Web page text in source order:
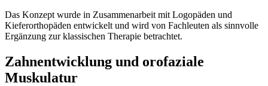
Das Konzept wurde in Zusammenarbeit mit Logopäden und
Kieferorthopäden entwickelt und wird von Fachleuten als sinnvolle
Ergänzung zur klassischen Therapie betrachtet.
Zahnentwicklung und orofaziale
Muskulatur